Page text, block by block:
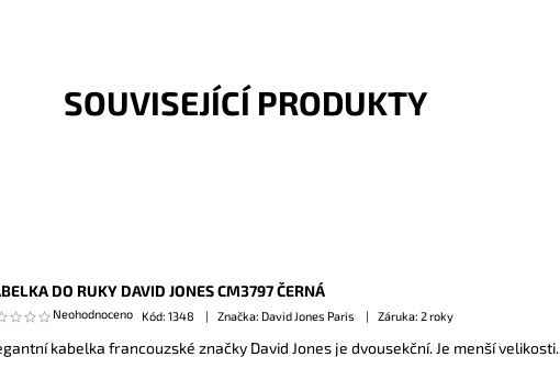
SOUVISEJÍCÍ PRODUKTY
DO RUKY DAVID JONES CM3797 ČERNÁ
Neohodnoceno Kód: 1348 Značka: David Jones Paris Záruka: 2 roky
kabelka francouzské značky David Jones je dvousekční. Je menší velikosti.